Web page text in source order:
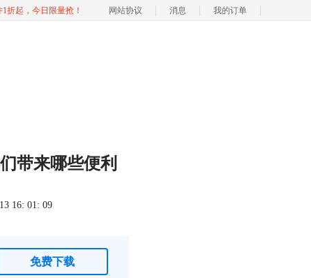
1折起，今日限量抢！ 网站协议 消息 我的订单
带来哪些便利
16: 01: 09
免费下载